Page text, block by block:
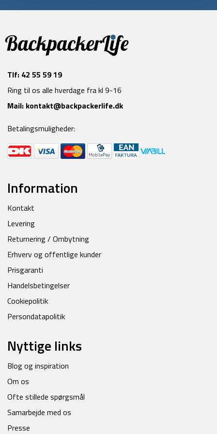
Tlf: 42 55 59 19
Ring til os alle hverdage fra kl 9-16
Mail: kontakt@backpackerlife.dk
Betalingsmuligheder:
Information
Kontakt
Levering
Returnering / Ombytning
Erhverv og offentlige kunder
Prisgaranti
Handelsbetingelser
Cookiepolitik
Persondatapolitik
Nyttige links
Blog og inspiration
Om os
Ofte stillede spørgsmål
Samarbejde med os
Presse